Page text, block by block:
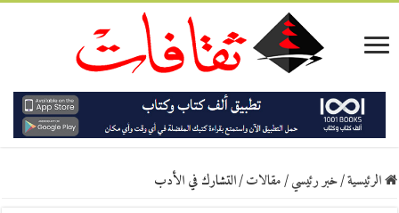
الرئيسية/خبر رئيسي/مقالات/التشارك في الأدب